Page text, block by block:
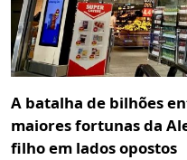
A batalha de bilhões
maiores fortunas da
filho em lados opostos